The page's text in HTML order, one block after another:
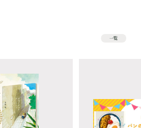
一覧